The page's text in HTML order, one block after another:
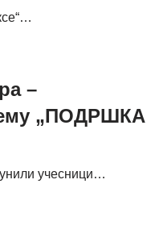
–
„ПОДРШКА
учесници…